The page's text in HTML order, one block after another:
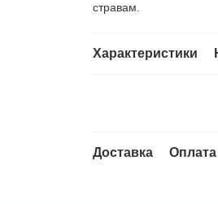
стравам.
Характеристики
Доставка Оплата